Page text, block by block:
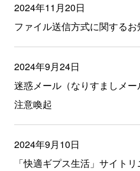
2024年11月20日
ファイル送信方式に関するお
2024年9月24日
迷惑メール（なりすましメ
注意喚起
2024年9月10日
「快適ギプス生活」サイト